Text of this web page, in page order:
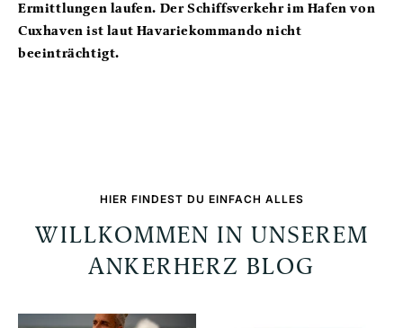
Ermittlungen laufen. Der Schiffsverkehr im Hafen von
Cuxhaven ist laut Havariekommando nicht
beeinträchtigt.
HIER FINDEST DU EINFACH ALLES
WILLKOMMEN IN UNSEREM
ANKERHERZ BLOG